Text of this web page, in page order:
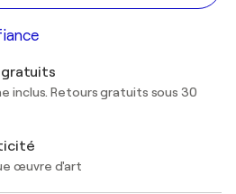
inclus. Retours gratuits sous 30
œuvre d'art